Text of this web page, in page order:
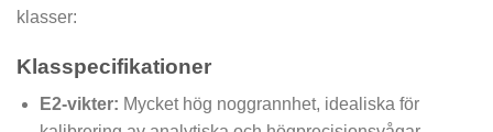
klasser:
Klasspecifikationer
E2-vikter: Mycket hög noggrannhet, idealiska för